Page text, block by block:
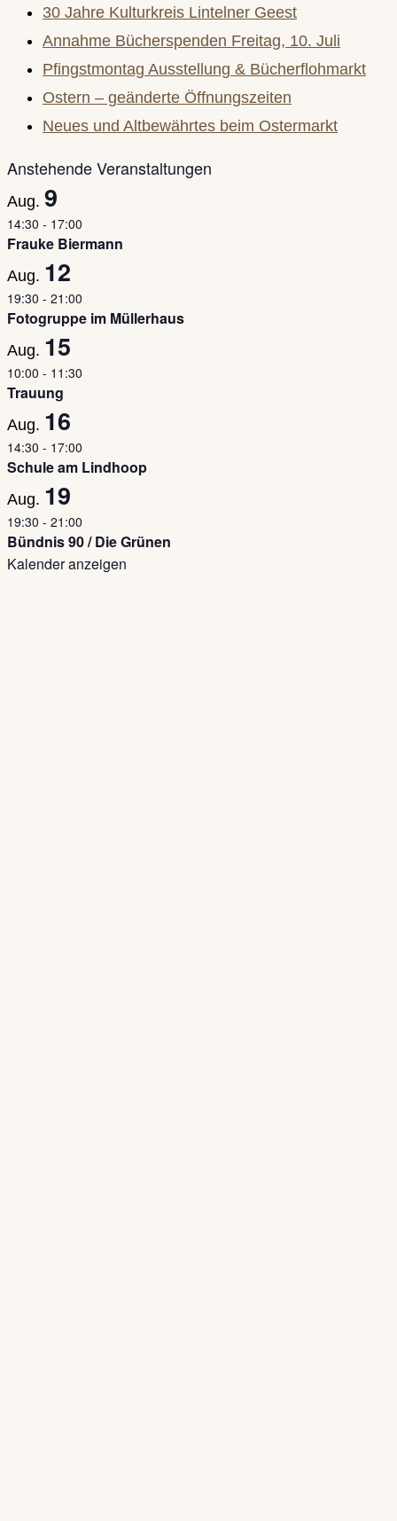
30 Jahre Kulturkreis Lintelner Geest
Annahme Bücherspenden Freitag, 10. Juli
Pfingstmontag Ausstellung & Bücherflohmarkt
Ostern – geänderte Öffnungszeiten
Neues und Altbewährtes beim Ostermarkt
Anstehende Veranstaltungen
Aug. 9
14:30 - 17:00
Frauke Biermann
Aug. 12
19:30 - 21:00
Fotogruppe im Müllerhaus
Aug. 15
10:00 - 11:30
Trauung
Aug. 16
14:30 - 17:00
Schule am Lindhoop
Aug. 19
19:30 - 21:00
Bündnis 90 / Die Grünen
Kalender anzeigen